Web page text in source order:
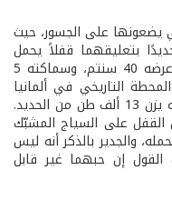
يضعونها على الجسور، حيث
بتعليقهما قفلاً يحمل
الحرفين A و M يبلغ طوله 54 سنتم، وعرضه 40 سنتم، وسماكته 5
أن جسر المحطة التاريخي في ألمانيا
يستطيع تحمّل أعباء «كل هذا الحب» لأنه يزن 13 ألف طن من الحديد.
القفل على السياج المشبّك
والجدير بالذكر أنه ليس
القول إن حبهما غير قابل